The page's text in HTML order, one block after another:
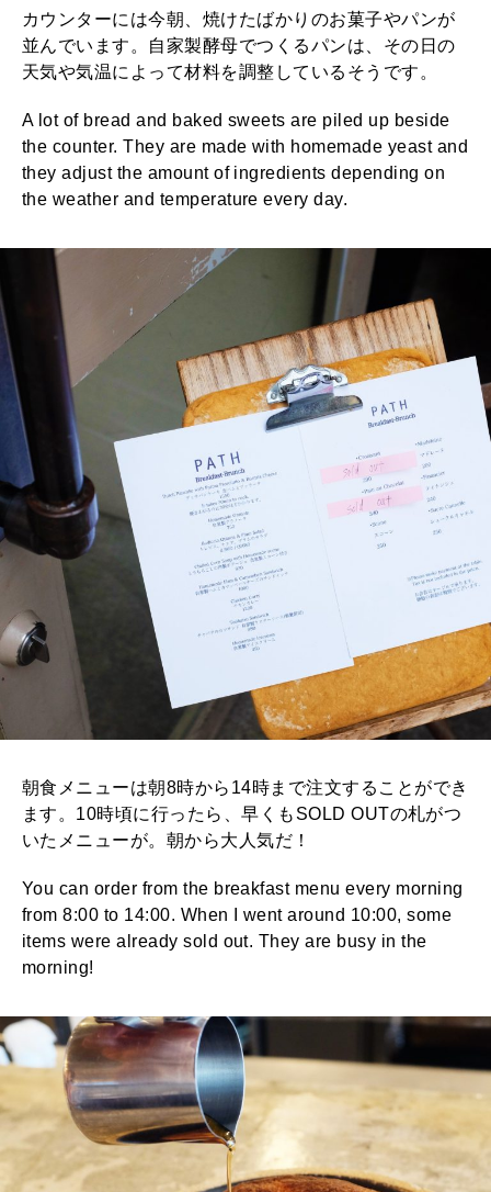
カウンターには今朝、焼けたばかりのお菓子やパンが
並んでいます。自家製酵母でつくるパンは、その日の
天気や気温によって材料を調整しているそうです。
A lot of bread and baked sweets are piled up beside
the counter. They are made with homemade yeast and
they adjust the amount of ingredients depending on
the weather and temperature every day.
朝食メニューは朝8時から14時まで注文することができ
ます。10時頃に行ったら、早くもSOLD OUTの札がつ
いたメニューが。朝から大人気だ！
You can order from the breakfast menu every morning
from 8:00 to 14:00. When I went around 10:00, some
items were already sold out. They are busy in the
morning!